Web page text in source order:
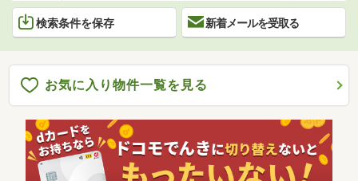
検索条件を保存 新着メールを受取る
お気に入り物件一覧を見る